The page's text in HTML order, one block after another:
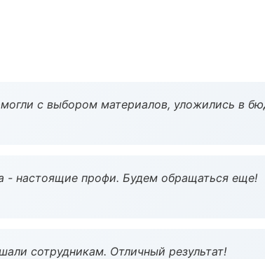
с выбором материалов, уложились в
- настоящие профи. Будем обращаться еще!
сотрудникам. Отличный результат!